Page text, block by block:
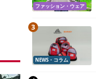
ファッション・ウェア
NEWS・コラム